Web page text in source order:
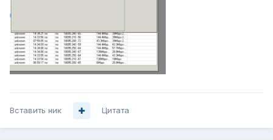
Вставить ник Цитата